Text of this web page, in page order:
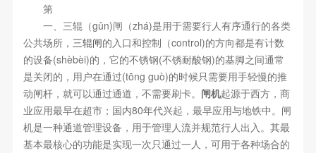
第
一、三辊（gǔn)闸（zhá)是用于需要行人有序通行的各类
公共场所， 三辊闸的入口和控制（control)的方向都是有计数
的设备(shèbèi)的，它的不锈钢(不锈耐酸钢)的基脚之间通常
是关闭的，用户在通过(tōng guò)的时候只需要用手轻慢的推
动闸杆，就可以通过通道，不需要刷卡。 闸机起源于西方，商
业应用最早在超市；国内80年代兴起，最早应用与地铁中。闸
机是一种通道管理设备，用于管理人流并规范行人出入。其最
基本最核心的功能是实现一次只通过一人，可用于各种场合的